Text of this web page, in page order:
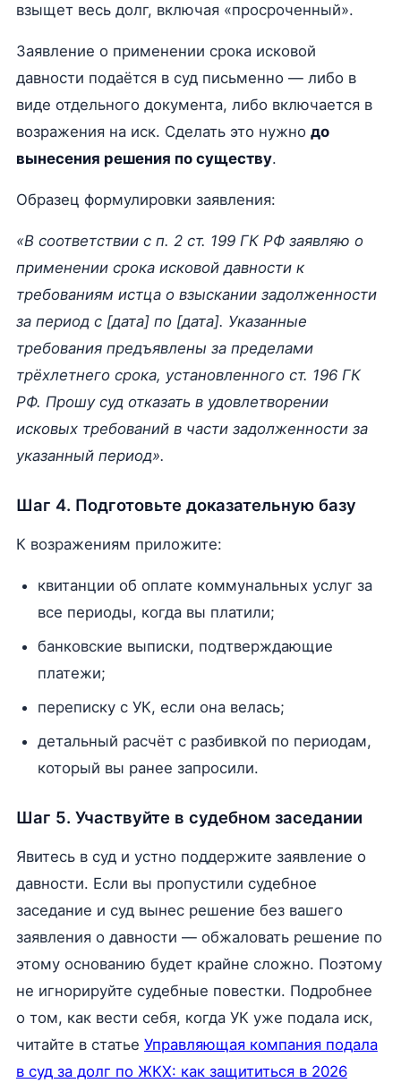
взыщет весь долг, включая «просроченный».
Заявление о применении срока исковой
давности подаётся в суд письменно — либо в
виде отдельного документа, либо включается в
возражения на иск. Сделать это нужно до
вынесения решения по существу.
Образец формулировки заявления:
«В соответствии с п. 2 ст. 199 ГК РФ заявляю о
применении срока исковой давности к
требованиям истца о взыскании задолженности
за период с [дата] по [дата]. Указанные
требования предъявлены за пределами
трёхлетнего срока, установленного ст. 196 ГК
РФ. Прошу суд отказать в удовлетворении
исковых требований в части задолженности за
указанный период».
Шаг 4. Подготовьте доказательную базу
К возражениям приложите:
квитанции об оплате коммунальных услуг за
все периоды, когда вы платили;
банковские выписки, подтверждающие
платежи;
переписку с УК, если она велась;
детальный расчёт с разбивкой по периодам,
который вы ранее запросили.
Шаг 5. Участвуйте в судебном заседании
Явитесь в суд и устно поддержите заявление о
давности. Если вы пропустили судебное
заседание и суд вынес решение без вашего
заявления о давности — обжаловать решение по
этому основанию будет крайне сложно. Поэтому
не игнорируйте судебные повестки. Подробнее
о том, как вести себя, когда УК уже подала иск,
читайте в статье Управляющая компания подала
в суд за долг по ЖКХ: как защититься в 2026